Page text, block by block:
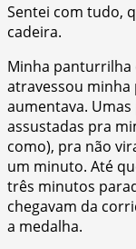
Sentei com tudo,
cadeira.
Minha panturrilha
atravessou
aumentava.
assustadas pra
como), pra não
um minuto. Até
três minutos
chegavam da
a medalha.